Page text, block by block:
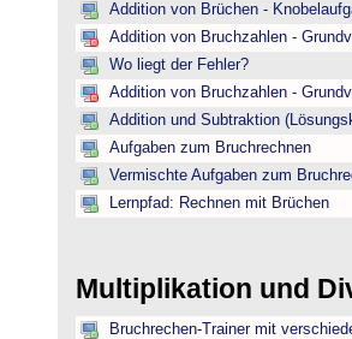
Addition von Brüchen -
Addition von Bruchzahlen -
Wo liegt der Fehler?
Addition von Bruchzahlen -
Addition und Subtraktion
Aufgaben zum Bruchrechnen
Vermischte Aufgaben zum
Lernpfad: Rechnen mit Brüchen
Multiplikation und
Bruchrechen-Trainer mit